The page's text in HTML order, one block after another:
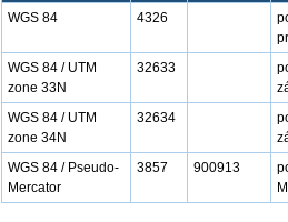
WGS 84 4326
WGS 84 / UTM
zone 33N
32633
WGS 84 / UTM
zone 34N
32634
WGS 84 / Pseudo-
Mercator
3857 900913